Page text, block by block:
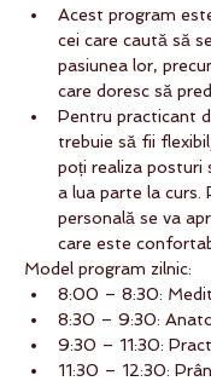
Acest program
cei care caută să
pasiunea lor,
care doresc să
Pentru practicant
trebuie să fii
poți realiza
a lua parte la curs.
personală se va
care este
Model program zilnic:
8:00 – 8:30:
8:30 – 9:30:
9:30 – 11:30:
11:30 – 12:30: